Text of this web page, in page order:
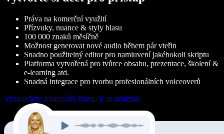
Práva na komerční využití
Přízvuky, nuance & styly hlasu
100 000 znaků měsíčně
Možnost generovat nové audio během pár vteřin
Snadno použitelný editor pro namluvení jakéhokoli skriptu
Platforma vytvořená pro tvůrce obsahu, prezentace, školení &
e-learning atd.
Snadná integrace pro tvorbu profesionálních voiceoverů
Vyzkoušejte klonování hlasu (je to zdarma)